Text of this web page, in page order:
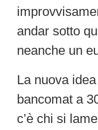
andar sotto
neanche un
La nuova
bancomat a
c’è chi si